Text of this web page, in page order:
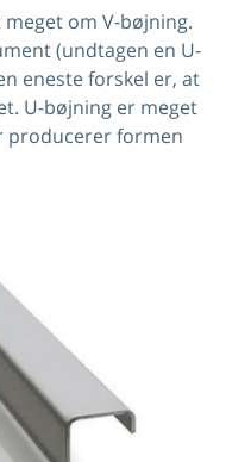
om V-bøjning.
(undtagen en U-
eneste forskel er, at
U-bøjning er meget
producerer formen